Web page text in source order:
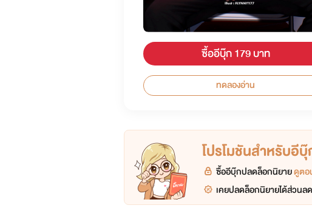
ซื้ออีบุ๊ก 179 บาท
ทดลองอ่าน
โปรโมชันสำหรับอี
ซื้ออีบุ๊กปลดล็อกนิยายดูตอ
เคยปลดล็อกนิยายได้ส่วนล